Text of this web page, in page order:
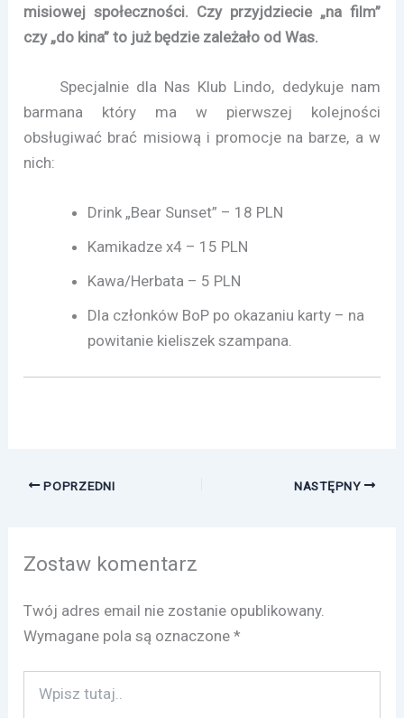
misiowej społeczności. Czy przyjdziecie „na film”
czy „do kina” to już będzie zależało od Was.
Specjalnie dla Nas Klub Lindo, dedykuje nam
barmana który ma w pierwszej kolejności
obsługiwać brać misiową i promocje na barze, a w
nich:
Drink „Bear Sunset” – 18 PLN
Kamikadze x4 – 15 PLN
Kawa/Herbata – 5 PLN
Dla członków BoP po okazaniu karty – na
powitanie kieliszek szampana.
POPRZEDNI NASTĘPNY
Zostaw komentarz
Twój adres email nie zostanie opublikowany.
Wymagane pola są oznaczone*
tutaj..